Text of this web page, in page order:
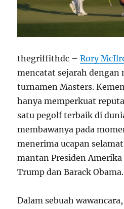
thegriffithdc –Rory
mencatat sejarah dengan
turnamen Masters.
hanya memperkuat
satu pegolf terbaik di
membawanya pada
menerima ucapan
mantan Presiden
Trump dan Barack Obama.
Dalam sebuah